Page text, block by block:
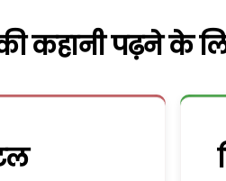
कहानी पढ़ने के